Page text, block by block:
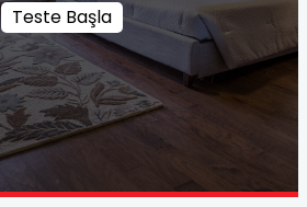
Teste Başla